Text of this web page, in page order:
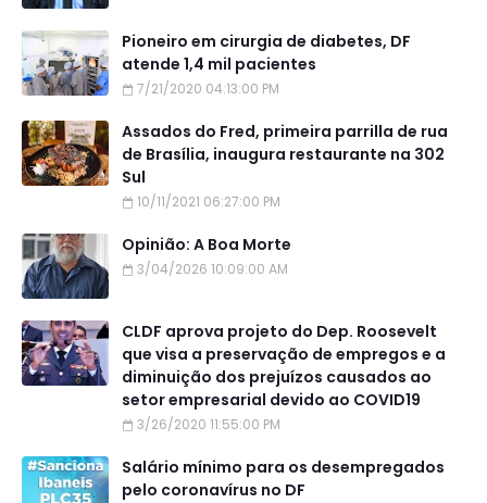
Pioneiro em cirurgia de diabetes, DF
atende 1,4 mil pacientes
7/21/2020 04:13:00 PM
Assados do Fred, primeira parrilla de rua
de Brasília, inaugura restaurante na 302
Sul
10/11/2021 06:27:00 PM
Opinião: A Boa Morte
3/04/2026 10:09:00 AM
CLDF aprova projeto do Dep. Roosevelt
que visa a preservação de empregos e a
diminuição dos prejuízos causados ao
setor empresarial devido ao COVID19
3/26/2020 11:55:00 PM
Salário mínimo para os desempregados
pelo coronavírus no DF